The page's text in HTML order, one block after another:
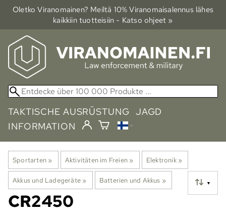
Oletko Viranomainen? Meiltä 10% Viranomais­alennus lähes
kaikkiin tuotteisiin - Katso ohjeet »
TAKTISCHE AUSRÜSTUNG JAGD
INFORMATION
Sportarten ‪» Aktivitäten im Freien ‪» Elektronik ‪»
Akkus und Ladegeräte ‪» Batterien und Akkus ‪» ▼
CR2450